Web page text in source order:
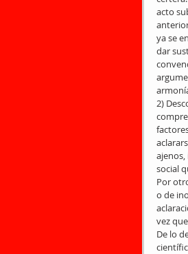
acto
ya se
dar
2)
social
Por
o de
vez
De lo